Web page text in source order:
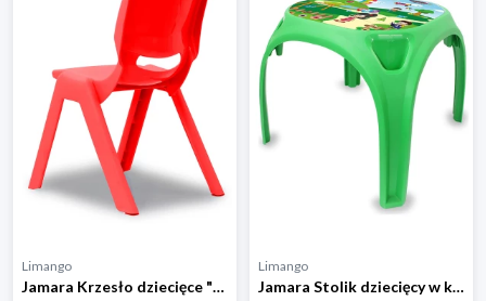
Limango
Jamara Krzesło dziecięce "Smiley" w kolorze czerwonym - 3+ rozmiar: onesize
Limango
Jamara Stolik dziecięcy w kolorze zielonym - 2+ rozmiar: onesize